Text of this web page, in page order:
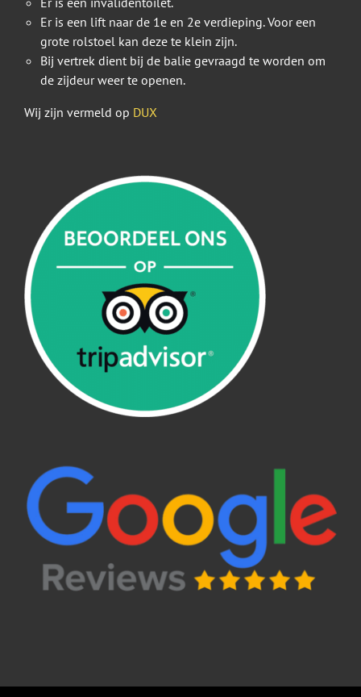
Er is een lift naar de 1e en 2e verdieping. Voor een
grote rolstoel kan deze te klein zijn.
Bij vertrek dient bij de balie gevraagd te worden om
de zijdeur weer te openen.
Wij zijn vermeld op DUX